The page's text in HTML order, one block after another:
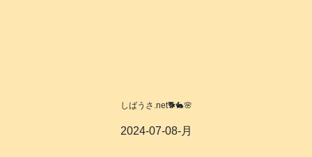
しばうさ.net🐕️🐇🌸
2024-07-08-月